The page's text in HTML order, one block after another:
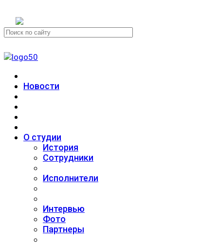
Новости
О студии
История
Сотрудники
Исполнители
Интервью
Фото
Партнеры